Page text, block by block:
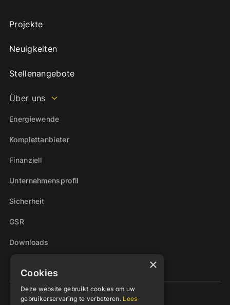
Projekte
Neuigkeiten
Stellenangebote
Über uns
Energiewende
Komplettanbieter
Finanziell
Unternehmensprofil
Sicherheit
GSR
Downloads
×
Cookies
Deze website gebruikt cookies om uw
gebruikerservaring te verbeteren. Lees